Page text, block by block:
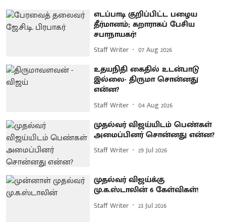
எடப்பாடி குறிப்பிட்ட பழைய
தீர்மானம்; கறாராகப் பேசிய
சபாநாயகர்!
Staff Writer 07 Aug 2026
உதயநிதி கைதில் உடன்பாடு
இல்லை- திருமா சொன்னது
என்ன?
Staff Writer 04 Aug 2026
முதல்வர் விஜய்யிடம் பெண்கள்
அமைப்பினர் சொன்னது என்ன?
Staff Writer 29 Jul 2026
முதல்வர் விஜய்க்கு
மு.க.ஸ்டாலின் 6 கேள்விகள்!
Staff Writer 23 Jul 2026